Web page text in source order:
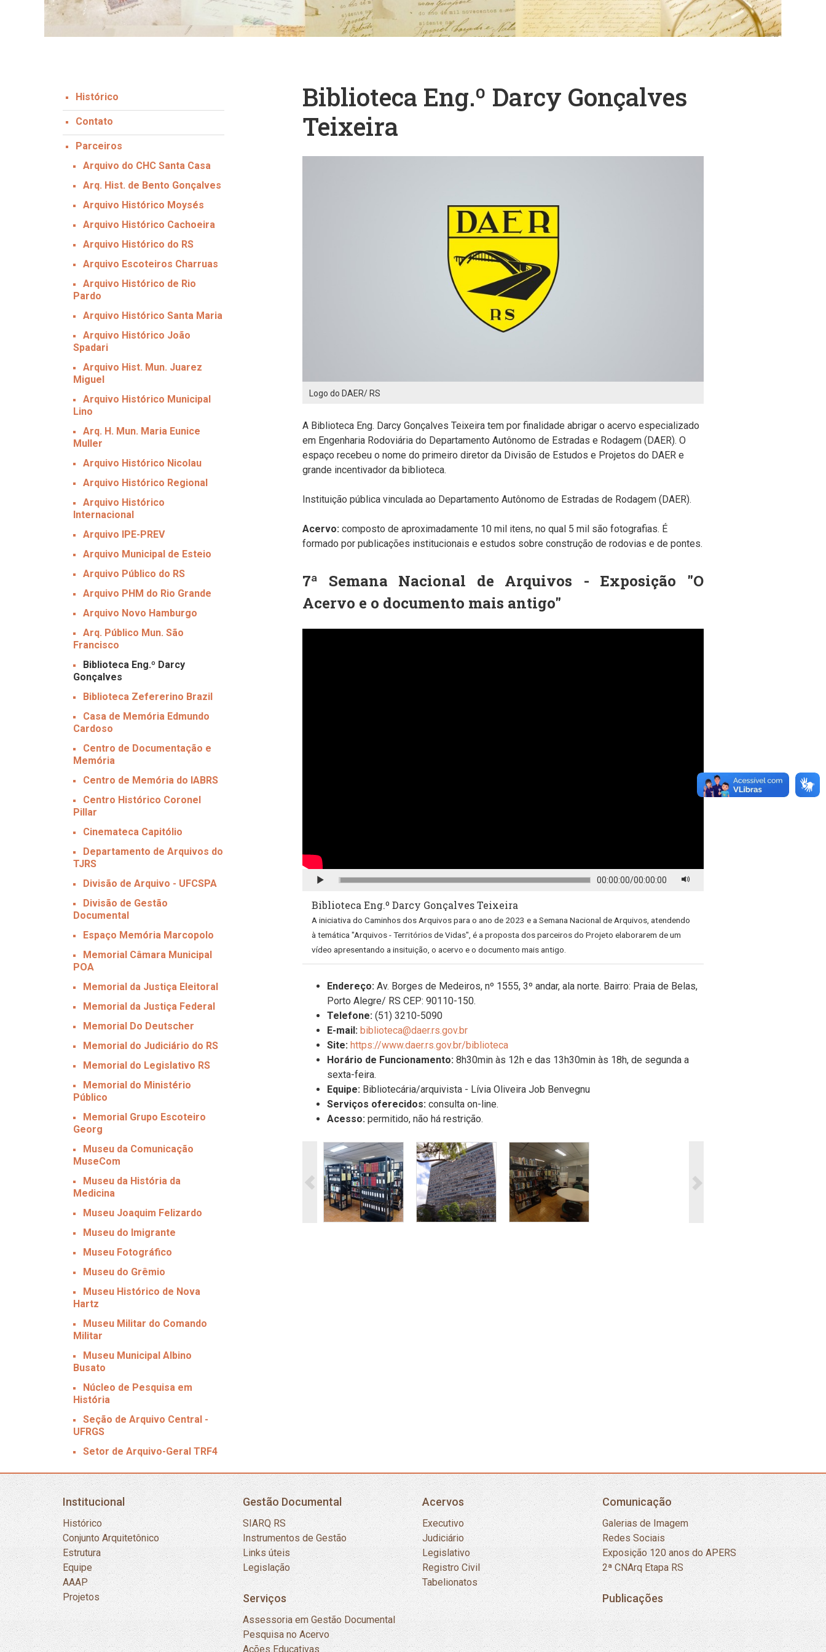
Biblioteca Eng.º Darcy Gonçalves
Teixeira
Logo do DAER/ RS
A Biblioteca Eng. Darcy Gonçalves Teixeira tem por finalidade abrigar o acervo especializado
em Engenharia Rodoviária do Departamento Autônomo de Estradas e Rodagem (DAER). O
espaço recebeu o nome do primeiro diretor da Divisão de Estudos e Projetos do DAER e
grande incentivador da biblioteca.
Instituição pública vinculada ao Departamento Autônomo de Estradas de Rodagem (DAER).
Acervo: composto de aproximadamente 10 mil itens, no qual 5 mil são fotografias. É
formado por publicações institucionais e estudos sobre construção de rodovias e de pontes.
7ª Semana Nacional de Arquivos - Exposição "O
Acervo e o documento mais antigo"
CONTINUAR 00:00:00/00:00:00
Biblioteca Eng.º Darcy Gonçalves Teixeira
A iniciativa do Caminhos dos Arquivos para o ano de 2023 e a Semana Nacional de Arquivos, atendendo
à temática "Arquivos - Territórios de Vidas", é a proposta dos parceiros do Projeto elaborarem de um
vídeo apresentando a insituição, o acervo e o documento mais antigo.
Endereço: Av. Borges de Medeiros, nº 1555, 3º andar, ala norte. Bairro: Praia de Belas,
Porto Alegre/ RS CEP: 90110-150.
Telefone: (51) 3210-5090
E-mail: biblioteca@daer.rs.gov.br
Site: https://www.daer.rs.gov.br/biblioteca
Horário de Funcionamento: 8h30min às 12h e das 13h30min às 18h, de segunda a
sexta-feira.
Equipe: Bibliotecária/arquivista - Lívia Oliveira Job Benvegnu
Serviços oferecidos: consulta on-line.
Acesso: permitido, não há restrição.
Histórico
Contato
Parceiros
Arquivo do CHC Santa Casa
Arq. Hist. de Bento Gonçalves
Arquivo Histórico Moysés
Arquivo Histórico Cachoeira
Arquivo Histórico do RS
Arquivo Escoteiros Charruas
Arquivo Histórico de Rio
Pardo
Arquivo Histórico Santa Maria
Arquivo Histórico João
Spadari
Arquivo Hist. Mun. Juarez
Miguel
Arquivo Histórico Municipal
Lino
Arq. H. Mun. Maria Eunice
Muller
Arquivo Histórico Nicolau
Arquivo Histórico Regional
Arquivo Histórico
Internacional
Arquivo IPE-PREV
Arquivo Municipal de Esteio
Arquivo Público do RS
Arquivo PHM do Rio Grande
Arquivo Novo Hamburgo
Arq. Público Mun. São
Francisco
Biblioteca Eng.º Darcy
Gonçalves
Biblioteca Zefererino Brazil
Casa de Memória Edmundo
Cardoso
Centro de Documentação e
Memória
Centro de Memória do IABRS
Centro Histórico Coronel
Pillar
Cinemateca Capitólio
Departamento de Arquivos do
TJRS
Divisão de Arquivo - UFCSPA
Divisão de Gestão
Documental
Espaço Memória Marcopolo
Memorial Câmara Municipal
POA
Memorial da Justiça Eleitoral
Memorial da Justiça Federal
Memorial Do Deutscher
Memorial do Judiciário do RS
Memorial do Legislativo RS
Memorial do Ministério
Público
Memorial Grupo Escoteiro
Georg
Museu da Comunicação
MuseCom
Museu da História da
Medicina
Museu Joaquim Felizardo
Museu do Imigrante
Museu Fotográfico
Museu do Grêmio
Museu Histórico de Nova
Hartz
Museu Militar do Comando
Militar
Museu Municipal Albino
Busato
Núcleo de Pesquisa em
História
Seção de Arquivo Central -
UFRGS
Setor de Arquivo-Geral TRF4
Institucional
Histórico
Conjunto Arquitetônico
Estrutura
Equipe
AAAP
Projetos
Gestão Documental
SIARQ RS
Instrumentos de Gestão
Links úteis
Legislação
Serviços
Assessoria em Gestão Documental
Pesquisa no Acervo
Ações Educativas
Acervos
Executivo
Judiciário
Legislativo
Registro Civil
Tabelionatos
Comunicação
Galerias de Imagem
Redes Sociais
Exposição 120 anos do APERS
2ª CNArq Etapa RS
Publicações